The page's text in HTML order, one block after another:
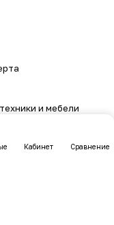
Кабинет Сравнение
и мебели